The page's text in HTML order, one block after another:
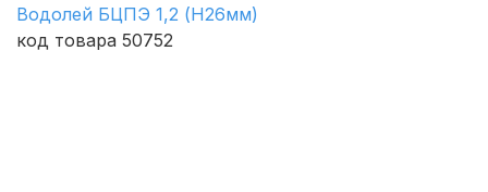
Водолей БЦПЭ 1,2 (H26мм)
код товара 50752